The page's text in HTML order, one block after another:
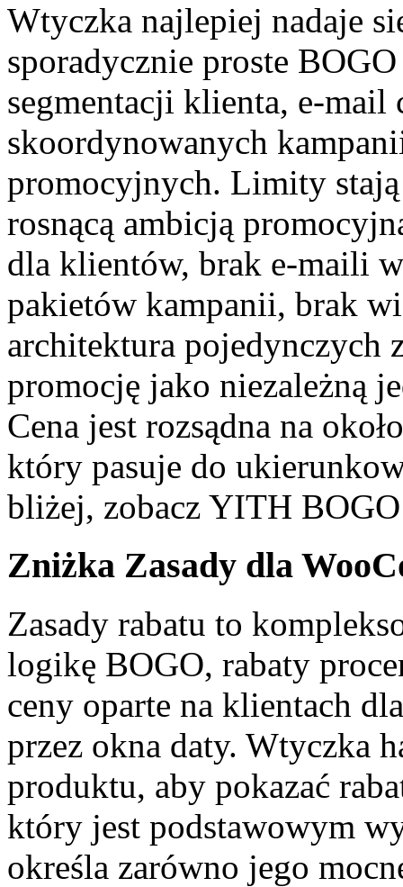
Wtyczka najlepiej nadaje
sporadycznie proste
segmentacji klienta, e-
skoordynowanych
promocyjnych. Limity
rosnącą ambicją
dla klientów, brak e-maili
pakietów kampanii, brak
architektura pojedynczych
promocję jako niezależną
Cena jest rozsądna na
który pasuje do
bliżej, zobacz YITH
Zniżka Zasady dla
Zasady rabatu to
logikę BOGO, rabaty
ceny oparte na klientach
przez okna daty. Wtyczka
produktu, aby pokazać
który jest podstawowym
określa zarówno jego